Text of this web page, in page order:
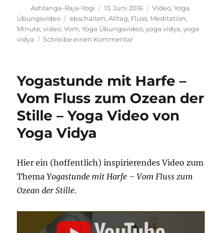
Autor
Ashtanga-Raja-Yogi
Veröffentlicht
am
13. Juni 2016 Kategorien
Video,Yoga
Übungsvideo
Schlagwörter
abschalten,Alltag, Fluss, Meditation,
Minute,video,Vom,Yoga Übungsvideo,yoga vidya,yoga
vidya
Schreibe einen Kommentarzu
Minute
vom
Alltag
Video
von
Yogastunde mit Harfe –
Vom Fluss zum Ozean der
Stille – Yoga Video von
Yoga Vidya
Hier ein (hoffentlich) inspirierendes Video zum
ThemaYogastunde mit Harfe – Vom Fluss zum
Ozean der Stille.
„MUSIKALISCHE
YOGASTUNDE